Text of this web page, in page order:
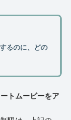
るのに、どの
トムービーをア